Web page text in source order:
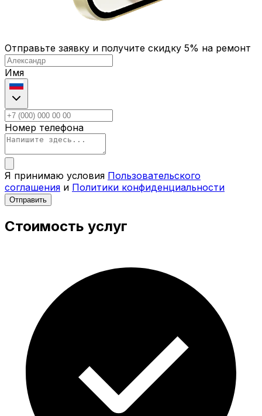
Отправьте заявку и получите скидку 5% на ремонт
Имя
Номер телефона
Я принимаю условия Пользовательского
соглашения и Политики конфиденциальности
Отправить
Стоимость услуг